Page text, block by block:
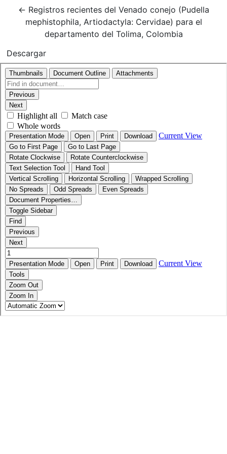
← Volver a los detalles del artículo
Registros recientes del Venado conejo (Pudella
mephistophila, Artiodactyla: Cervidae) para el
departamento del Tolima, Colombia
Descargar